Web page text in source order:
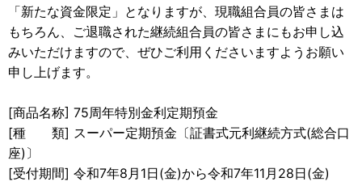
「新たな資金限定」となりますが、現職組合員の皆さまは
もちろん、ご退職された継続組合員の皆さまにもお申し込
みいただけますので、ぜひご利用くださいますようお願い
申し上げます。
[商品名称] 75周年特別金利定期預金
[種 類] スーパー定期預金〔証書式元利継続方式(総合口
座)〕
[受付期間] 令和7年8月1日(金)から令和7年11月28日(金)